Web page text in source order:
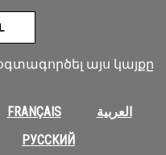
այս կայքը
FRANÇAIS
العربية
РУССКИЙ